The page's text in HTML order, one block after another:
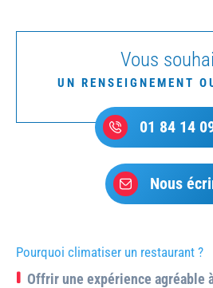
Vous
UN RENSEIGNEMENT
01 84 14
Nous
Pourquoi climatiser un restaurant ?
Offrir une expérience agréable